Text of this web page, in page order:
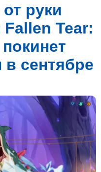
руки
Tear:
в сентябре